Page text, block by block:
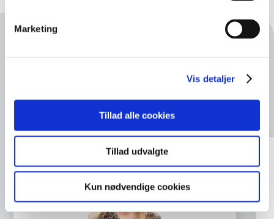
Marketing
Vis detaljer
Tillad alle cookies
Tillad udvalgte
Kun nødvendige cookies
Kontakt en medarbejder på
kontoret